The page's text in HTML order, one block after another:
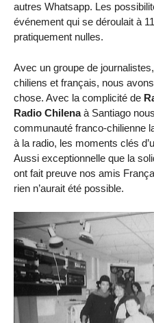
autres Whatsapp. Les
événement qui se déroulait à
pratiquement nulles.
Avec un groupe de
chiliens et français, nous
chose. Avec la complicité de
Radio Chilenaà Santiago
communauté franco-chilienne
à la radio, les moments clés
Aussi exceptionnelle que la
ont fait preuve nos amis
rien n’aurait été possible.